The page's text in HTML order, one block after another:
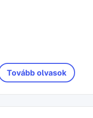
Tovább olvasok